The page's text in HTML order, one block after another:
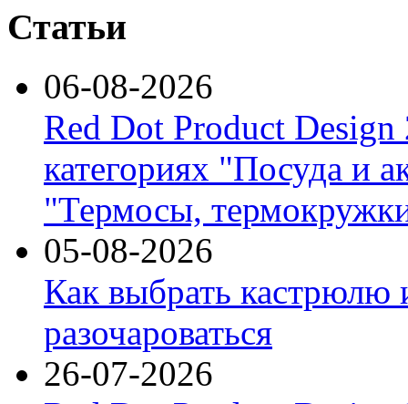
Статьи
06-08-2026
Red Dot Product Design
категориях "Посуда и
"Термосы,
05-08-2026
Как выбрать кастрюлю
разочароваться
26-07-2026